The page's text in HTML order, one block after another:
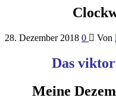
28. Dezember 2018 0 Von
Das
Meine